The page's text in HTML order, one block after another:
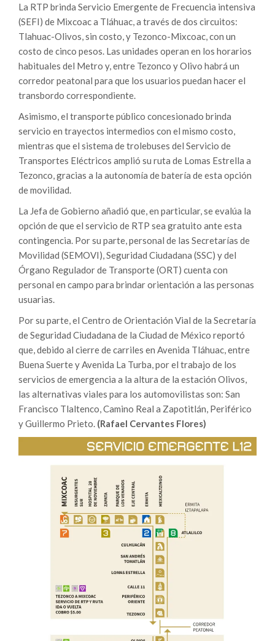
La RTP brinda Servicio Emergente de Frecuencia intensiva
(SEFI) de Mixcoac a Tláhuac, a través de dos circuitos:
Tlahuac-Olivos, sin costo, y Tezonco-Mixcoac, con un
costo de cinco pesos. Las unidades operan en los horarios
habituales del Metro y, entre Tezonco y Olivo habrá un
corredor peatonal para que los usuarios puedan hacer el
transbordo correspondiente.
Asimismo, el transporte público concesionado brinda
servicio en trayectos intermedios con el mismo costo,
mientras que el sistema de trolebuses del Servicio de
Transportes Eléctricos amplió su ruta de Lomas Estrella a
Tezonco, gracias a la autonomía de batería de esta opción
de movilidad.
La Jefa de Gobierno añadió que, en particular, se evalúa la
opción de que el servicio de RTP sea gratuito ante esta
contingencia. Por su parte, personal de las Secretarías de
Movilidad (SEMOVI), Seguridad Ciudadana (SSC) y del
Órgano Regulador de Transporte (ORT) cuenta con
personal en campo para brindar orientación a las personas
usuarias.
Por su parte, el Centro de Orientación Vial de la Secretaría
de Seguridad Ciudadana de la Ciudad de México reportó
que, debido al cierre de carriles en Avenida Tláhuac, entre
Buena Suerte y Avenida La Turba, por el trabajo de los
servicios de emergencia a la altura de la estación Olivos,
las alternativas viales para los automovilistas son: San
Francisco Tlaltenco, Camino Real a Zapotitlán, Periférico
y Guillermo Prieto. (Rafael Cervantes Flores)